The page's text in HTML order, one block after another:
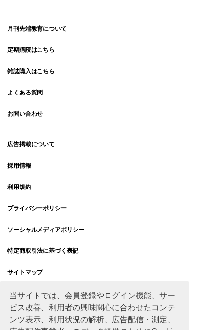
当サイトでは、会員登録やログイン機能、サー
ビス改善、利用者の興味関心に合わせたコンテ
ンツ表示、利用状況の解析、広告配信・測定、
月刊先端教育について
定期購読はこちら
雑誌購入はこちら
よくある質問
お問い合わせ
広告掲載について
採用情報
利用規約
プライバシーポリシー
ソーシャルメディアポリシー
特定商取引法に基づく表記
サイトマップ